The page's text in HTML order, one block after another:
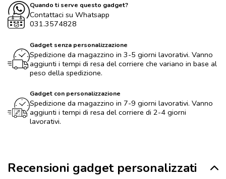
Quando ti serve questo gadget?
Contattaci su Whatsapp
031.3574828
Gadget senza personalizzazione
Spedizione da magazzino in 3-5 giorni lavorativi. Vanno
aggiunti i tempi di resa del corriere che variano in base al
peso della spedizione.
Gadget con personalizzazione
Spedizione da magazzino in 7-9 giorni lavorativi. Vanno
aggiunti i tempi di resa del corriere di 2-4 giorni
lavorativi.
Recensioni gadget personalizzati